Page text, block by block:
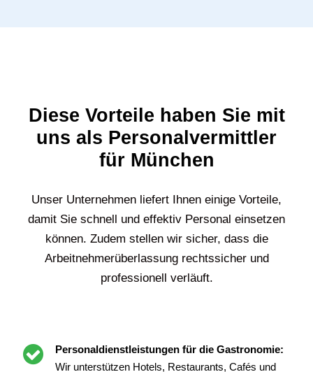
Diese Vorteile haben Sie mit
uns als Personalvermittler
für München
Unser Unternehmen liefert Ihnen einige Vorteile,
damit Sie schnell und effektiv Personal einsetzen
können. Zudem stellen wir sicher, dass die
Arbeitnehmerüberlassung rechtssicher und
professionell verläuft.
Personaldienstleistungen für die Gastronomie:
Wir unterstützen Hotels, Restaurants, Cafés und